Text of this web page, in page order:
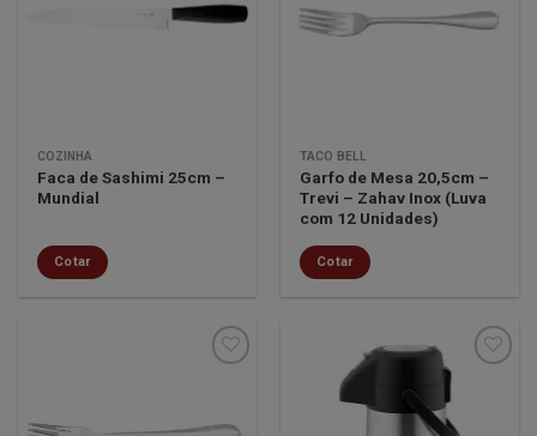
Minha
lista de
COZINHA
Faca de Sashimi 25cm –
Mundial
Cotar
lista de
TACO BELL
Garfo de Mesa 20,5cm –
Trevi – Zahav Inox (Luva
com 12 Unidades)
Cotar
Minha
Minha